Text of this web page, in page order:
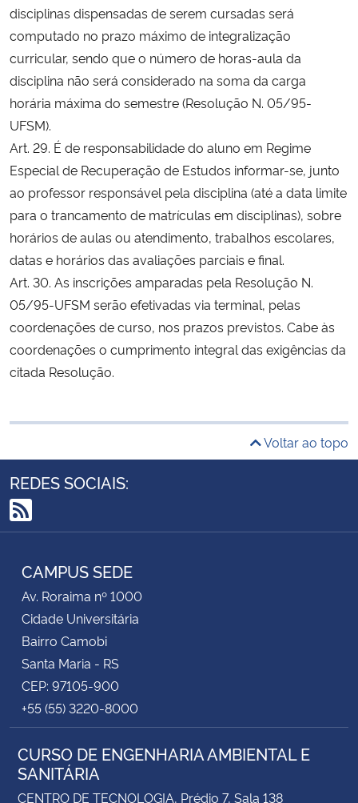
disciplinas dispensadas de serem cursadas será
computado no prazo máximo de integralização
curricular, sendo que o número de horas-aula da
disciplina não será considerado na soma da carga
horária máxima do semestre (Resolução N. 05/95-
UFSM).
Art. 29. É de responsabilidade do aluno em Regime
Especial de Recuperação de Estudos informar-se, junto
ao professor responsável pela disciplina (até a data limite
para o trancamento de matrículas em disciplinas), sobre
horários de aulas ou atendimento, trabalhos escolares,
datas e horários das avaliações parciais e final.
Art. 30. As inscrições amparadas pela Resolução N.
05/95-UFSM serão efetivadas via terminal, pelas
coordenações de curso, nos prazos previstos. Cabe às
coordenações o cumprimento integral das exigências da
citada Resolução.
Voltar ao topo
REDES SOCIAIS:
RSS
CAMPUS SEDE
Av. Roraima nº 1000
Cidade Universitária
Bairro Camobi
Santa Maria - RS
CEP: 97105-900
+55 (55) 3220-8000
CURSO DE ENGENHARIA AMBIENTAL E
SANITÁRIA
CENTRO DE TECNOLOGIA, Prédio 7, Sala 138